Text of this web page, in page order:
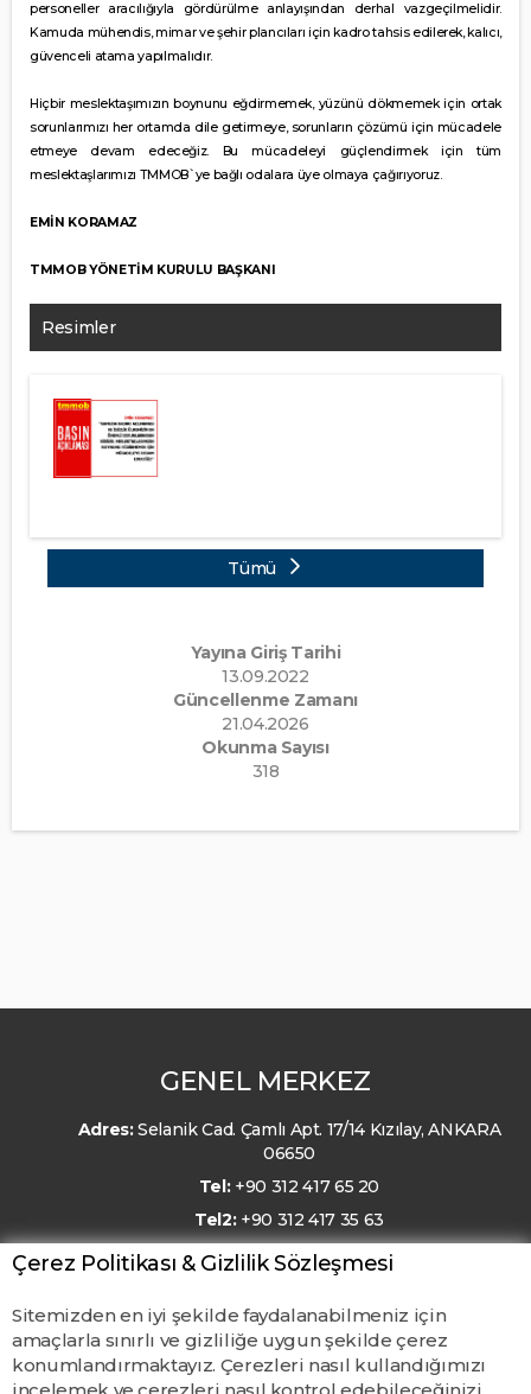
personeller aracılığıyla gördürülme anlayışından derhal vazgeçilmelidir.
Kamuda mühendis, mimar ve şehir plancıları için kadro tahsis edilerek, kalıcı,
güvenceli atama yapılmalıdır.
Hiçbir meslektaşımızın boynunu eğdirmemek, yüzünü dökmemek için ortak
sorunlarımızı her ortamda dile getirmeye, sorunların çözümü için mücadele
etmeye devam edeceğiz. Bu mücadeleyi güçlendirmek için tüm
meslektaşlarımızı TMMOB`ye bağlı odalara üye olmaya çağırıyoruz.
EMİN KORAMAZ
TMMOB YÖNETİM KURULU BAŞKANI
Resimler
Tümü
Yayına Giriş Tarihi
13.09.2022
Güncellenme Zamanı
21.04.2026
Okunma Sayısı
318
GENEL MERKEZ
Adres:Selanik Cad. Çamlı Apt. 17/14 Kızılay, ANKARA
06650
Tel: +90 312 417 65 20
Tel2: +90 312 417 35 63
E-Posta: kmo@kmo.org.tr
Çerez Politikası & Gizlilik Sözleşmesi
Sitemizden en iyi şekilde faydalanabilmeniz için
amaçlarla sınırlı ve gizliliğe uygun şekilde çerez
konumlandırmaktayız. Çerezleri nasıl kullandığımızı